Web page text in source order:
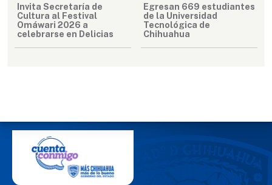
Invita Secretaría de
Cultura al Festival
Omáwari 2026 a
celebrarse en Delicias
Egresan 669 estudiantes
de la Universidad
Tecnológica de
Chihuahua